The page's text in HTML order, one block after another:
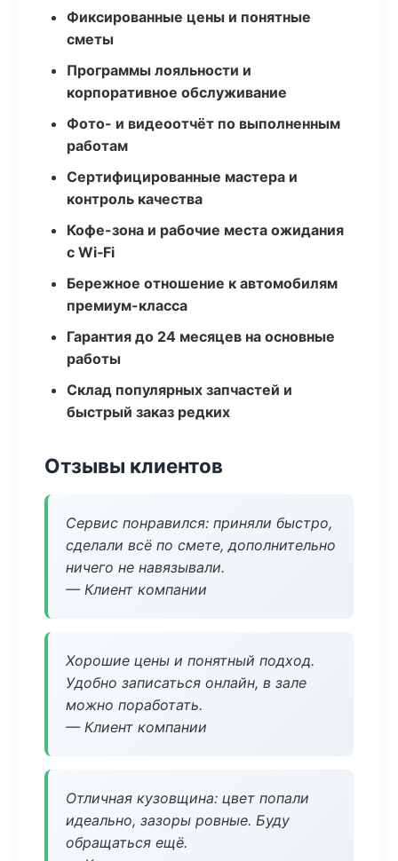
Фиксированные цены и понятные
сметы
Программы лояльности и
корпоративное обслуживание
Фото- и видеоотчёт по выполненным
работам
Сертифицированные мастера и
контроль качества
Кофе-зона и рабочие места ожидания
с Wi‑Fi
Бережное отношение к автомобилям
премиум-класса
Гарантия до 24 месяцев на основные
работы
Склад популярных запчастей и
быстрый заказ редких
Отзывы клиентов
Сервис понравился: приняли быстро,
сделали всё по смете, дополнительно
ничего не навязывали.
— Клиент компании
Хорошие цены и понятный подход.
Удобно записаться онлайн, в зале
можно поработать.
— Клиент компании
Отличная кузовщина: цвет попали
идеально, зазоры ровные. Буду
обращаться ещё.